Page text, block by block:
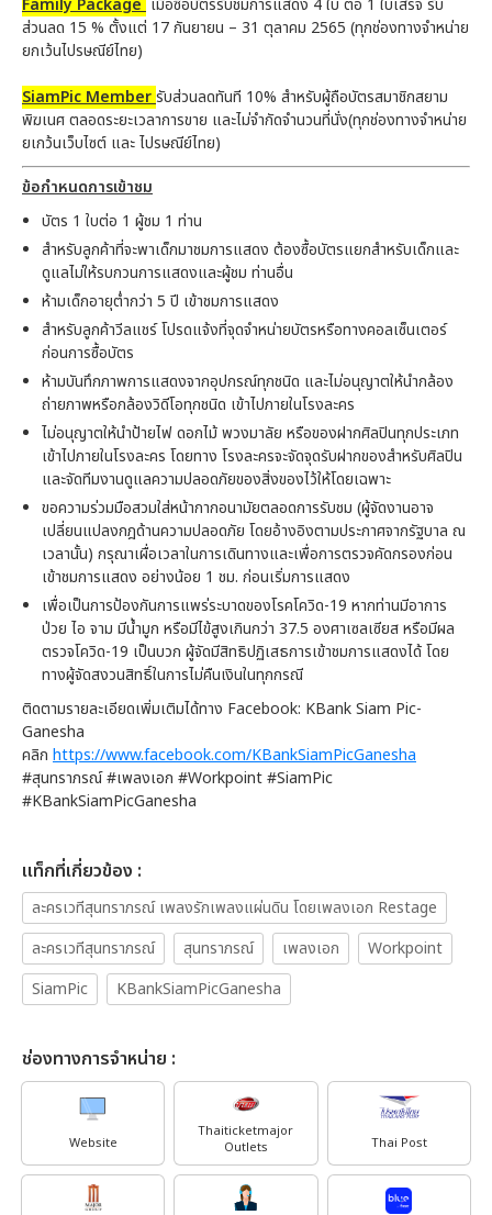
ส่วนลด 15 % ตั้งแต่ 17 กันยายน – 31 ตุลาคม 2565 (ทุกช่องทางจำหน่าย
ยกเว้นไปรษณีย์ไทย)
SiamPic Memberรับส่วนลดทันที 10% สำหรับผู้ถือบัตรสมาชิกสยาม
พิฆเนศ ตลอดระยะเวลาการขาย และไม่จำกัดจำนวนที่นั่ง(ทุกช่องทางจำหน่าย
ยเกว้นเว็บไซต์ และ ไปรษณีย์ไทย)
ข้อกำหนดการเข้าชม
บัตร 1 ใบต่อ 1 ผู้ชม 1 ท่าน
สำหรับลูกค้าที่จะพาเด็กมาชมการแสดง ต้องซื้อบัตรแยกสำหรับเด็กและ
ดูแลไม่ให้รบกวนการแสดงและผู้ชม ท่านอื่น
ห้ามเด็กอายุต่ำกว่า 5 ปี เข้าชมการแสดง
สำหรับลูกค้าวีลแชร์ โปรดแจ้งที่จุดจำหน่ายบัตรหรือทางคอลเซ็นเตอร์
ก่อนการซื้อบัตร
ห้ามบันทึกภาพการแสดงจากอุปกรณ์ทุกชนิด และไม่อนุญาตให้นำกล้อง
ถ่ายภาพหรือกล้องวิดีโอทุกชนิด เข้าไปภายในโรงละคร
ไม่อนุญาตให้นำป้ายไฟ ดอกไม้ พวงมาลัย หรือของฝากศิลปินทุกประเภท
เข้าไปภายในโรงละคร โดยทาง โรงละครจะจัดจุดรับฝากของสำหรับศิลปิน
และจัดทีมงานดูแลความปลอดภัยของสิ่งของไว้ให้โดยเฉพาะ
ขอความร่วมมือสวมใส่หน้ากากอนามัยตลอดการรับชม (ผู้จัดงานอาจ
เปลี่ยนแปลงกฎด้านความปลอดภัย โดยอ้างอิงตามประกาศจากรัฐบาล ณ
เวลานั้น) กรุณาเผื่อเวลาในการเดินทางและเพื่อการตรวจคัดกรองก่อน
เข้าชมการแสดง อย่างน้อย 1 ชม. ก่อนเริ่มการแสดง
เพื่อเป็นการป้องกันการแพร่ระบาดของโรคโควิด-19 หากท่านมีอาการ
ป่วย ไอ จาม มีน้ำมูก หรือมีไข้สูงเกินกว่า 37.5 องศาเซลเซียส หรือมีผล
ตรวจโควิด-19 เป็นบวก ผู้จัดมีสิทธิปฏิเสธการเข้าชมการแสดงได้ โดย
ทางผู้จัดสงวนสิทธิ์ในการไม่คืนเงินในทุกกรณี
ติดตามรายละเอียดเพิ่มเติมได้ทาง Facebook: KBank Siam Pic-
Ganesha
คลิก https://www.facebook.com/KBankSiamPicGanesha
#สุนทราภรณ์ #เพลงเอก #Workpoint #SiamPic
#KBankSiamPicGanesha
เเท็กที่เกี่ยวข้อง :
ละครเวทีสุนทราภรณ์ เพลงรักเพลงแผ่นดิน โดยเพลงเอก Restage
ละครเวทีสุนทราภรณ์
สุนทราภรณ์ เพลงเอก
Workpoint
SiamPic
KBankSiamPicGanesha
ช่องทางการจำหน่าย :
Website
Thaiticketmajor
Outlets
Thai Post